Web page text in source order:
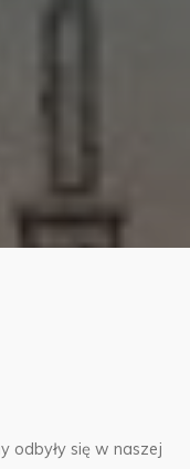
odbyły się w naszej